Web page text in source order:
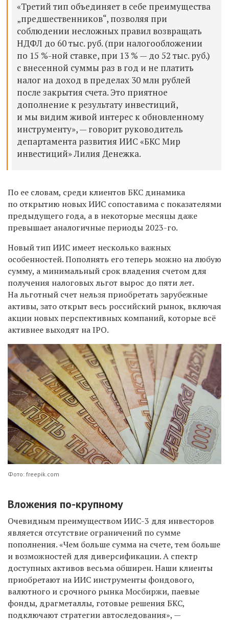
«Третий тип объединяет в себе преимущества
„предшественников“, позволяя при
соблюдении несложных правил возвращать
НДФЛ до 60 тыс. руб. (при налогообложении
по 15 %-ной ставке, при 13 % — до 52 тыс. руб.)
с внесенной суммы раз в год и не платить
налог на доход в пределах 30 млн рублей
после закрытия счета. Это приятное
дополнение к результату инвестиций,
и мы видим живой интерес к обновленному
инструменту», — говорит руководитель
департамента развития ИИС «БКС Мир
инвестиций» Лилия Денежка.
По ее словам, среди клиентов БКС динамика
по открытию новых ИИС сопоставима с показателями
предыдущего года, а в некоторые месяцы даже
превышает аналогичные периоды 2023-го.
Новый тип ИИС имеет несколько важных
особенностей. Пополнять его теперь можно на любую
сумму, а минимальный срок владения счетом для
получения налоговых льгот вырос до пяти лет.
На льготный счет нельзя приобретать зарубежные
активы, зато открыт весь российский рынок, включая
акции новых перспективных компаний, которые всё
активнее выходят на IPO.
Фото: freepik.com
Вложения по-крупному
Очевидным преимуществом ИИС-3 для инвесторов
является отсутствие ограничений по сумме
пополнения. «Чем больше сумма на счете, тем больше
и возможностей для диверсификации. А спектр
доступных активов весьма обширен. Наши клиенты
приобретают на ИИС инструменты фондового,
валютного и срочного рынка Мосбиржи, паевые
фонды, драгметаллы, готовые решения БКС,
подключают стратегии автоследования», —